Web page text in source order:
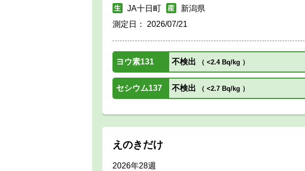
JA十日町
新潟県
測定日： 2026/07/21
ヨウ素131 不検出 （ <2.4 Bq/kg ）
セシウム137 不検出 （ <2.7 Bq/kg ）
えのきだけ
2026年28週